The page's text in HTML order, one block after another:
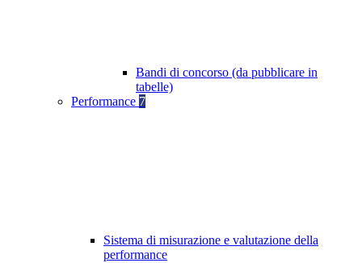
Bandi di concorso (da pubblicare in
tabelle)
Performance 7
Sistema di misurazione e valutazione della
performance